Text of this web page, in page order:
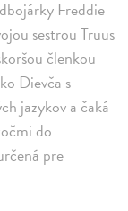
Freddie
sestrou Truus
členkou
Dievča s
jazykov a čaká
do
pre